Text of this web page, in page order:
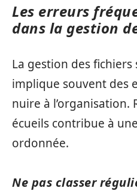
Les erreurs
dans la gestion
La gestion des
implique souvent des
nuire à l’organisation.
écueils contribue à
ordonnée.
Ne pas classer